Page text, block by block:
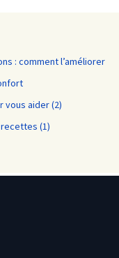
: comment l’améliorer
vous aider (2)
(1)